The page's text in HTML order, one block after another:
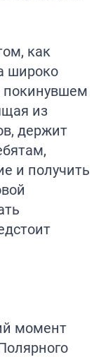
как
широко
покинувшем
из
держит
и получить
момент